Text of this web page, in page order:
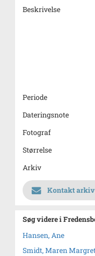
Beskrivelse
Periode
Dateringsnote
Fotograf
Størrelse
Arkiv
Kontakt
Søg videre i
Hansen, Ane
Smidt, Maren